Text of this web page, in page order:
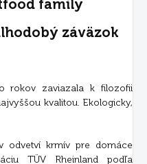
family
záväzok
rokov zaviazala k filozofii
kvalitou. Ekologicky,
odvetví krmív pre domáce
TÜV Rheinland podľa